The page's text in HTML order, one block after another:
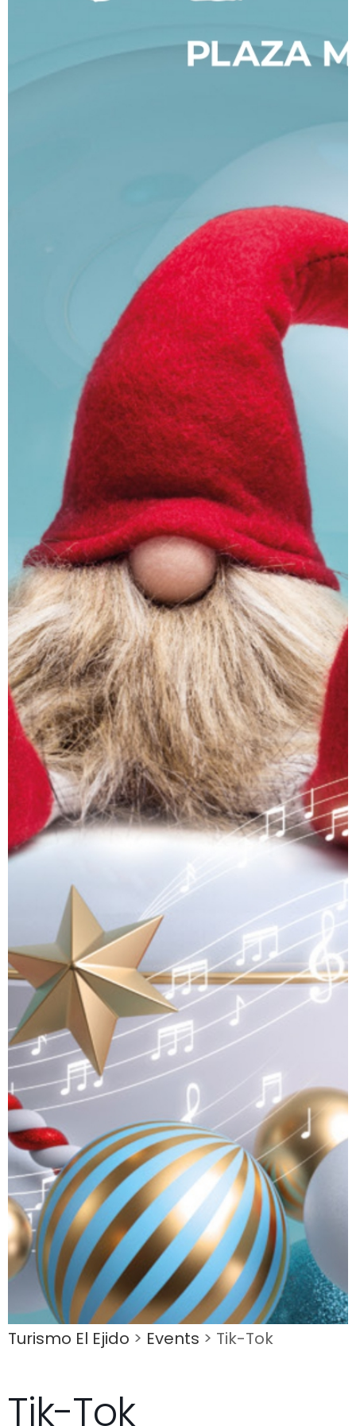
Turismo El Ejido > Events > Tik-Tok
Tik-Tok